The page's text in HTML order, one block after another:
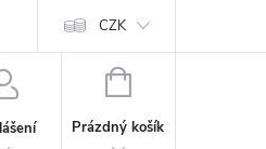
ochrany osobních údajů
CZK
NÁKUPNÍ
Prázdný košík